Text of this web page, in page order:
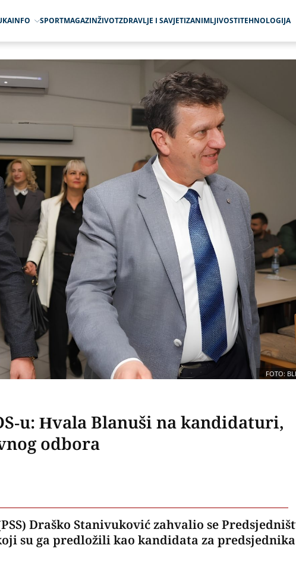
INFO SPORTMAGAZINŽIVOTZDRAVLJE I SAVJETIZANIMLJIVOSTITEHNOLOGIJA
FOTO:
u: Hvala Blanuši na kandidaturi,
odbora
Draško Stanivuković zahvalio se
su ga predložili kao kandidata za predsjednika